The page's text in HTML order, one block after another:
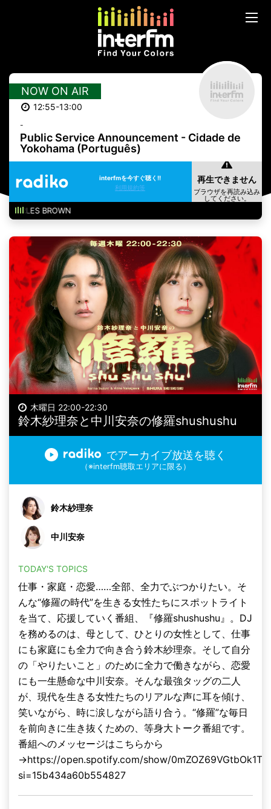
NOW ON AIR
12:55-13:00
-
Public Service Announcement - Cidade de
Yokohama (Português)
interfmを今すぐ聴く!!
利用規約等
BROWN
木曜日 22:00-22:30
鈴木紗理奈と中川安奈の修羅shushushu
でアーカイブ放送を聴く
（※interfm聴取エリアに限る）
鈴木紗理奈
中川安奈
TODAY'S TOPICS
仕事・家庭・恋愛……全部、全⼒でぶつかりたい。そ
んな“修羅の時代”を⽣きる⼥性たちにスポットライト
を当て、応援していく番組、『修羅shushushu』。DJ
を務めるのは、⺟として、ひとりの⼥性として、仕事
にも家庭にも全⼒で向き合う鈴⽊紗理奈。そして⾃分
の「やりたいこと」のために全⼒で働きながら、恋愛
にも⼀⽣懸命な中川安奈。そんな最強タッグの⼆⼈
が、現代を⽣きる⼥性たちのリアルな声に⽿を傾け、
笑いながら、時に涙しながら語り合う。“修羅”な毎⽇
を前向きに⽣き抜くための、等⾝⼤トーク番組です。
番組へのメッセージはこちらから
→https://open.spotify.com/show/
si=15b434a60b554827